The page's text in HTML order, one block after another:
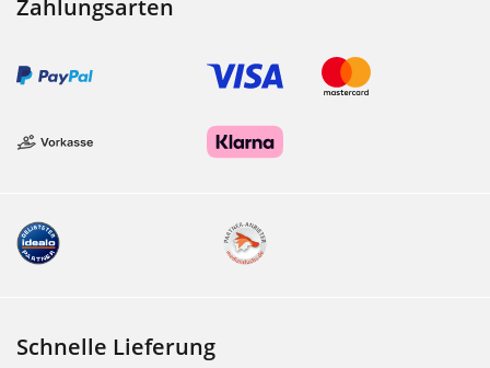
Zahlungsarten
Schnelle Lieferung